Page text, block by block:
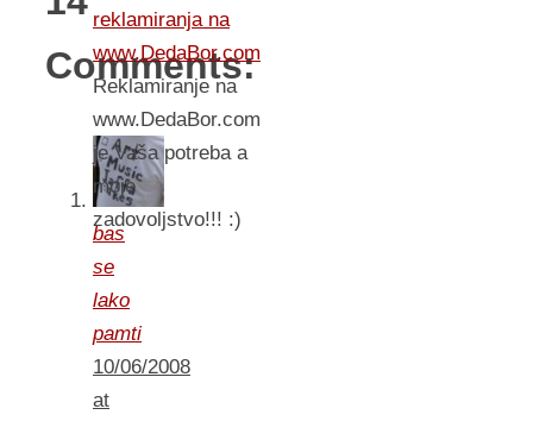
Comments:
bas
se
lako
pamti
10/06/2008
at
reklamiranja na
www.DedaBor.com
Reklamiranje na
www.DedaBor.com
je Vaša potreba a
moje
zadovoljstvo!!! :)